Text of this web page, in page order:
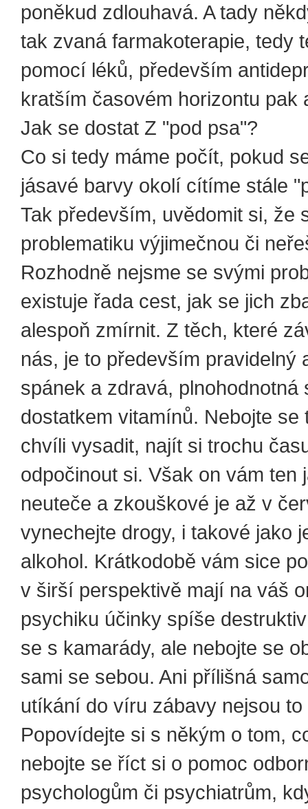
poněkud zdlouhavá. A tady
tak zvaná farmakoterapie, tedy
pomocí léků, především
kratším časovém horizontu pak
Jak se dostat Z "pod psa"?
Co si tedy máme počít, pokud
jásavé barvy okolí cítíme stále
Tak především, uvědomit si, že
problematiku výjimečnou či
Rozhodně nejsme se svými
existuje řada cest, jak se jich
alespoň zmírnit. Z těch, které
nás, je to především pravidelný
spánek a zdravá, plnohodnotná
dostatkem vitamínů. Nebojte se
chvíli vysadit, najít si trochu
odpočinout si. Však on vám ten
neuteče a zkouškové je až v
vynechejte drogy, i takové jako
alkohol. Krátkodobě vám sice
v širší perspektivě mají na váš
psychiku účinky spíše
se s kamarády, ale nebojte se
sami se sebou. Ani přílišná
utíkání do víru zábavy nejsou to
Popovídejte si s někým o tom,
nebojte se říct si o pomoc
psychologům či psychiatrům,